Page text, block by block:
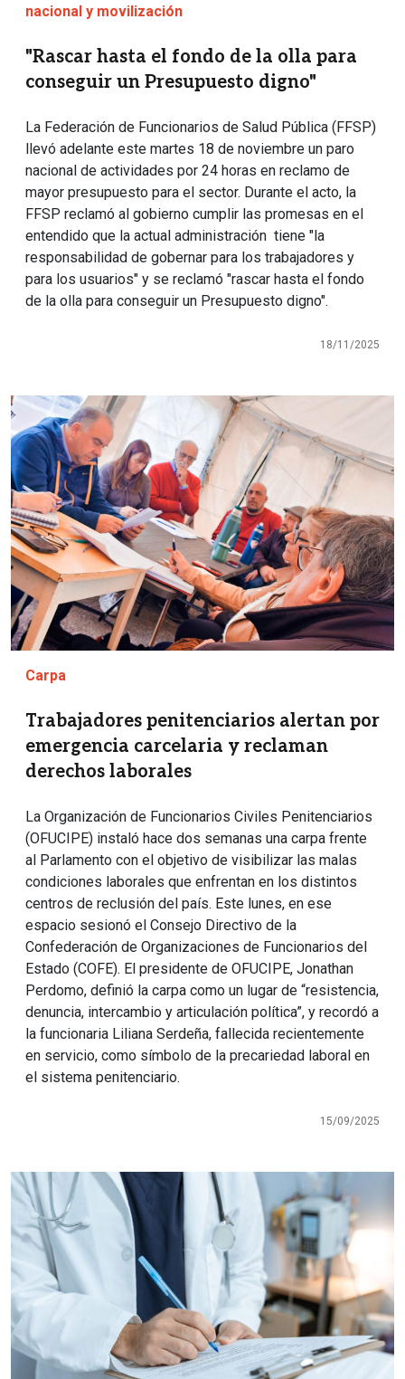
nacional y movilización
"Rascar hasta el fondo de la olla para
conseguir un Presupuesto digno"
La Federación de Funcionarios de Salud Pública (FFSP)
llevó adelante este martes 18 de noviembre un paro
nacional de actividades por 24 horas en reclamo de
mayor presupuesto para el sector. Durante el acto, la
FFSP reclamó al gobierno cumplir las promesas en el
entendido que la actual administración tiene "la
responsabilidad de gobernar para los trabajadores y
para los usuarios" y se reclamó "rascar hasta el fondo
de la olla para conseguir un Presupuesto digno".
18/11/2025
Imagen
Carpa
Trabajadores penitenciarios alertan por
emergencia carcelaria y reclaman
derechos laborales
La Organización de Funcionarios Civiles Penitenciarios
(OFUCIPE) instaló hace dos semanas una carpa frente
al Parlamento con el objetivo de visibilizar las malas
condiciones laborales que enfrentan en los distintos
centros de reclusión del país. Este lunes, en ese
espacio sesionó el Consejo Directivo de la
Confederación de Organizaciones de Funcionarios del
Estado (COFE). El presidente de OFUCIPE, Jonathan
Perdomo, definió la carpa como un lugar de “resistencia,
denuncia, intercambio y articulación política”, y recordó a
la funcionaria Liliana Serdeña, fallecida recientemente
en servicio, como símbolo de la precariedad laboral en
el sistema penitenciario.
15/09/2025
Imagen